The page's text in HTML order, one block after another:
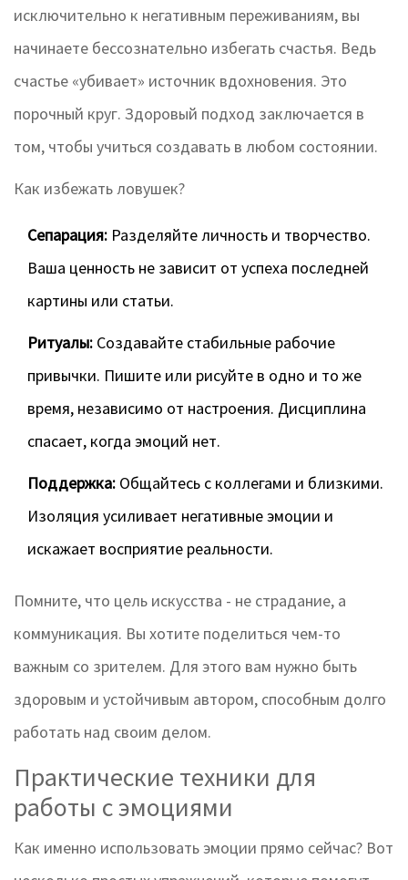
исключительно к негативным переживаниям, вы
начинаете бессознательно избегать счастья. Ведь
счастье «убивает» источник вдохновения. Это
порочный круг. Здоровый подход заключается в
том, чтобы учиться создавать в любом состоянии.
Как избежать ловушек?
Сепарация: Разделяйте личность и творчество.
Ваша ценность не зависит от успеха последней
картины или статьи.
Ритуалы: Создавайте стабильные рабочие
привычки. Пишите или рисуйте в одно и то же
время, независимо от настроения. Дисциплина
спасает, когда эмоций нет.
Поддержка: Общайтесь с коллегами и близкими.
Изоляция усиливает негативные эмоции и
искажает восприятие реальности.
Помните, что цель искусства - не страдание, а
коммуникация. Вы хотите поделиться чем-то
важным со зрителем. Для этого вам нужно быть
здоровым и устойчивым автором, способным долго
работать над своим делом.
Практические техники для
работы с эмоциями
Как именно использовать эмоции прямо сейчас? Вот